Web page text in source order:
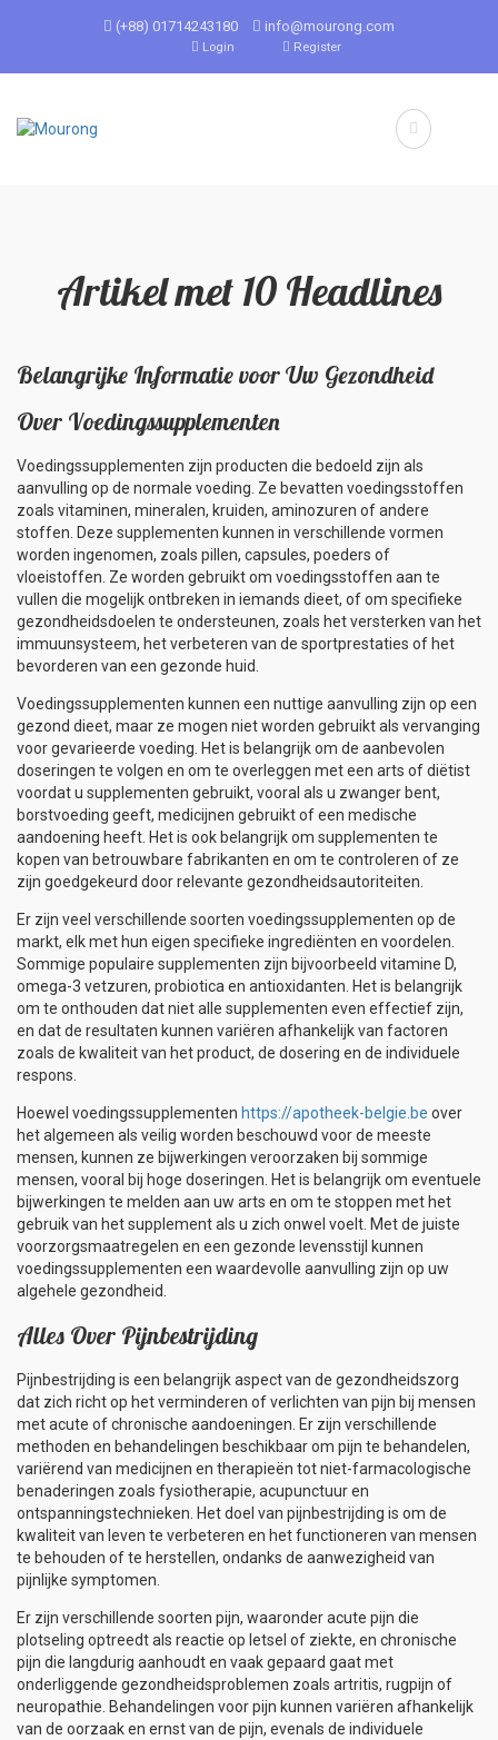
(+88) 01714243180 info@mourong.com
Login Register
Artikel met 10 Headlines
Belangrijke Informatie voor Uw Gezondheid
Over Voedingssupplementen
Voedingssupplementen zijn producten die bedoeld zijn als
aanvulling op de normale voeding. Ze bevatten voedingsstoffen
zoals vitaminen, mineralen, kruiden, aminozuren of andere
stoffen. Deze supplementen kunnen in verschillende vormen
worden ingenomen, zoals pillen, capsules, poeders of
vloeistoffen. Ze worden gebruikt om voedingsstoffen aan te
vullen die mogelijk ontbreken in iemands dieet, of om specifieke
gezondheidsdoelen te ondersteunen, zoals het versterken van het
immuunsysteem, het verbeteren van de sportprestaties of het
bevorderen van een gezonde huid.
Voedingssupplementen kunnen een nuttige aanvulling zijn op een
gezond dieet, maar ze mogen niet worden gebruikt als vervanging
voor gevarieerde voeding. Het is belangrijk om de aanbevolen
doseringen te volgen en om te overleggen met een arts of diëtist
voordat u supplementen gebruikt, vooral als u zwanger bent,
borstvoeding geeft, medicijnen gebruikt of een medische
aandoening heeft. Het is ook belangrijk om supplementen te
kopen van betrouwbare fabrikanten en om te controleren of ze
zijn goedgekeurd door relevante gezondheidsautoriteiten.
Er zijn veel verschillende soorten voedingssupplementen op de
markt, elk met hun eigen specifieke ingrediënten en voordelen.
Sommige populaire supplementen zijn bijvoorbeeld vitamine D,
omega-3 vetzuren, probiotica en antioxidanten. Het is belangrijk
om te onthouden dat niet alle supplementen even effectief zijn,
en dat de resultaten kunnen variëren afhankelijk van factoren
zoals de kwaliteit van het product, de dosering en de individuele
respons.
Hoewel voedingssupplementen https://apotheek-belgie.be over
het algemeen als veilig worden beschouwd voor de meeste
mensen, kunnen ze bijwerkingen veroorzaken bij sommige
mensen, vooral bij hoge doseringen. Het is belangrijk om eventuele
bijwerkingen te melden aan uw arts en om te stoppen met het
gebruik van het supplement als u zich onwel voelt. Met de juiste
voorzorgsmaatregelen en een gezonde levensstijl kunnen
voedingssupplementen een waardevolle aanvulling zijn op uw
algehele gezondheid.
Alles Over Pijnbestrijding
Pijnbestrijding is een belangrijk aspect van de gezondheidszorg
dat zich richt op het verminderen of verlichten van pijn bij mensen
met acute of chronische aandoeningen. Er zijn verschillende
methoden en behandelingen beschikbaar om pijn te behandelen,
variërend van medicijnen en therapieën tot niet-farmacologische
benaderingen zoals fysiotherapie, acupunctuur en
ontspanningstechnieken. Het doel van pijnbestrijding is om de
kwaliteit van leven te verbeteren en het functioneren van mensen
te behouden of te herstellen, ondanks de aanwezigheid van
pijnlijke symptomen.
Er zijn verschillende soorten pijn, waaronder acute pijn die
plotseling optreedt als reactie op letsel of ziekte, en chronische
pijn die langdurig aanhoudt en vaak gepaard gaat met
onderliggende gezondheidsproblemen zoals artritis, rugpijn of
neuropathie. Behandelingen voor pijn kunnen variëren afhankelijk
van de oorzaak en ernst van de pijn, evenals de individuele